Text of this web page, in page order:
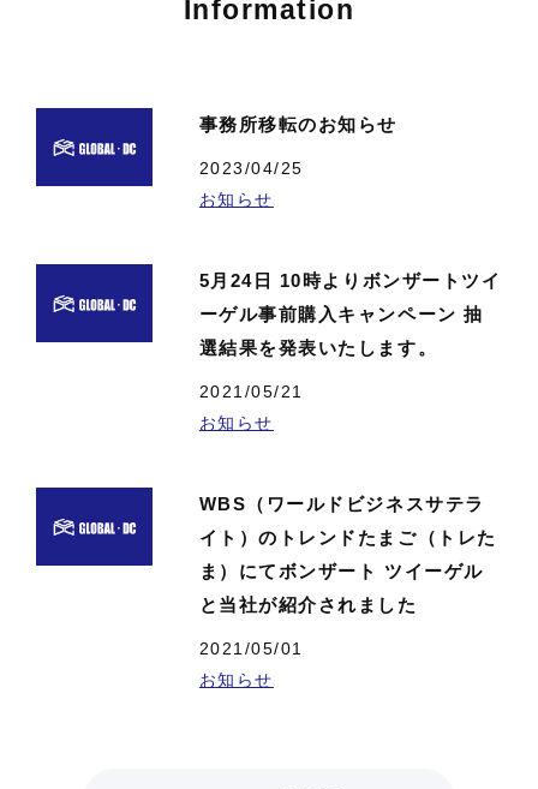
Information
事務所移転のお知らせ
2023/04/25
お知らせ
5月24日 10時よりボンザートツイ
ーゲル事前購入キャンペーン 抽
選結果を発表いたします。
2021/05/21
お知らせ
WBS（ワールドビジネスサテラ
イト）のトレンドたまご（トレた
ま）にてボンザート ツイーゲル
と当社が紹介されました
2021/05/01
お知らせ